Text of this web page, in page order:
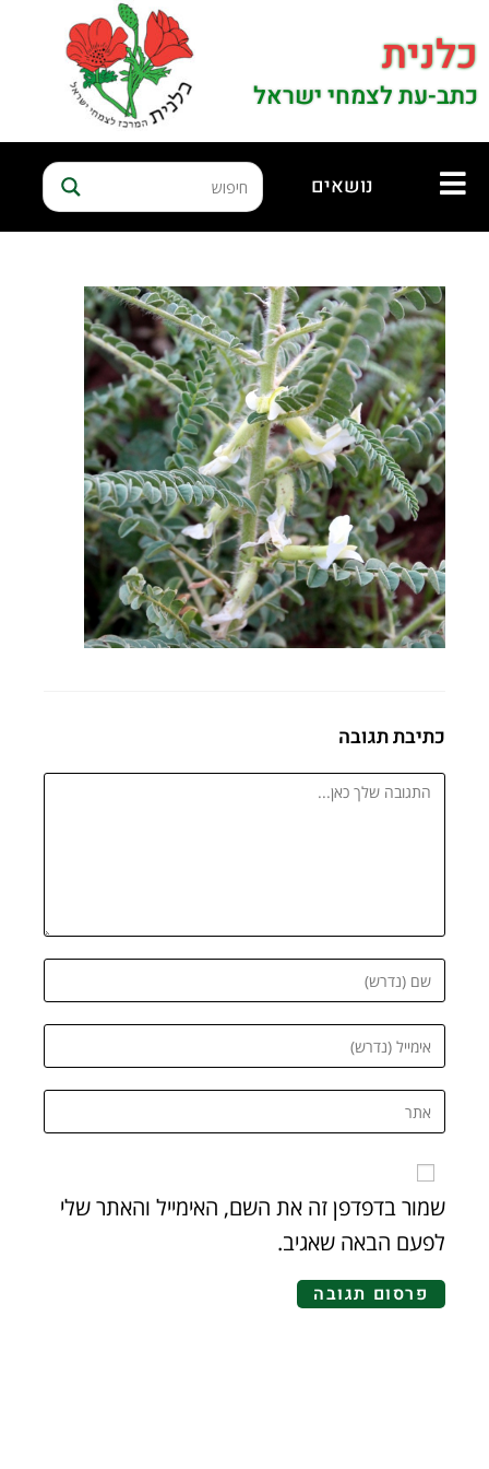
כלנית
כתב-עת לצמחי ישראל
נושאים
כתיבת תגובה
שמור בדפדפן זה את השם, האימייל והאתר שלי
לפעם הבאה שאגיב.